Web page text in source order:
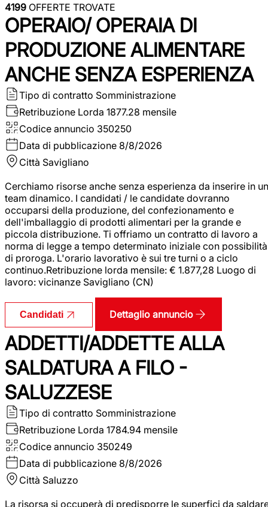
4199 OFFERTE TROVATE
OPERAIO/ OPERAIA DI
PRODUZIONE ALIMENTARE
ANCHE SENZA ESPERIENZA
Tipo di contratto Somministrazione
Retribuzione Lorda 1877.28 mensile
Codice annuncio 350250
Data di pubblicazione 8/8/2026
Città Savigliano
Cerchiamo risorse anche senza esperienza da inserire in un
team dinamico. I candidati / le candidate dovranno
occuparsi della produzione, del confezionamento e
dell'imballaggio di prodotti alimentari per la grande e
piccola distribuzione. Ti offriamo un contratto di lavoro a
norma di legge a tempo determinato iniziale con possibilità
di proroga. L'orario lavorativo è sui tre turni o a ciclo
continuo.Retribuzione lorda mensile: € 1.877,28 Luogo di
lavoro: vicinanze Savigliano (CN)
Candidati Dettaglio annuncio
ADDETTI/ADDETTE ALLA
SALDATURA A FILO -
SALUZZESE
Tipo di contratto Somministrazione
Retribuzione Lorda 1784.94 mensile
Codice annuncio 350249
Data di pubblicazione 8/8/2026
Città Saluzzo
La risorsa si occuperà di predisporre le superfici da